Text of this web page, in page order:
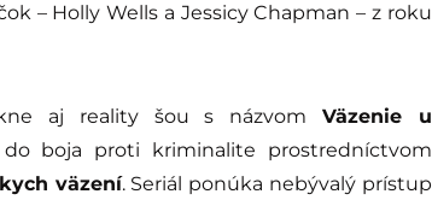
– Holly Wells a Jessicy Chapman – z roku
aj reality šou s názvom Väzenie u
boja proti kriminalite prostredníctvom
väzení. Seriál ponúka nebývalý prístup